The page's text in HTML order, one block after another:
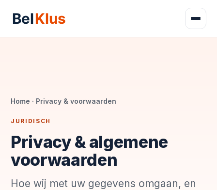
Home · Privacy & voorwaarden
JURIDISCH
Privacy & algemene
voorwaarden
Hoe wij met uw gegevens omgaan, en